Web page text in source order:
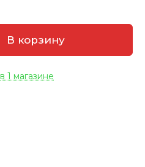
В корзину
в 1 магазине